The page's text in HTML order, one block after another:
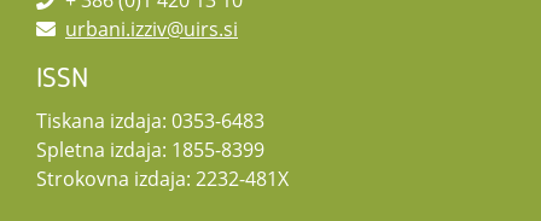
urbani.izziv@uirs.si
ISSN
Tiskana izdaja: 0353-6483
Spletna izdaja: 1855-8399
Strokovna izdaja: 2232-481X